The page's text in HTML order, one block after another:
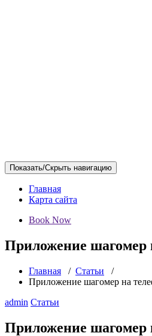
Показать/Скрыть навигацию
Главная
Карта сайта
Book Now
Приложение шагомер
Главная / Статьи /
Приложение шагомер на
admin Статьи
Приложение шагомер